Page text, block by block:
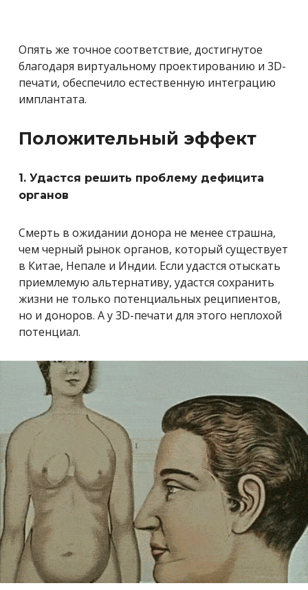
Опять же точное соответствие, достигнутое
благодаря виртуальному проектированию и 3D-
печати, обеспечило естественную интеграцию
имплантата.
Положительный эффект
1. Удастся решить проблему дефицита
органов
Смерть в ожидании донора не менее страшна,
чем черный рынок органов, который существует
в Китае, Непале и Индии. Если удастся отыскать
приемлемую альтернативу, удастся сохранить
жизни не только потенциальных реципиентов,
но и доноров. А у 3D-печати для этого неплохой
потенциал.